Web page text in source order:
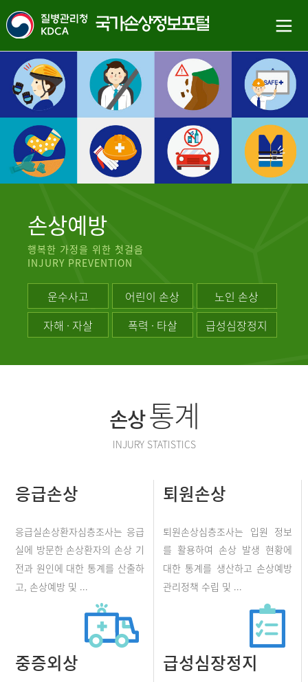
손상예방
행복한 가정을 위한 첫걸음
INJURY PREVENTION
운수사고 어린이 손상
노인 손상
자해 · 자살
폭력 · 타살 급성심장정지
손상통계
INJURY STATISTICS
응급손상
응급실손상환자심층조사는 응급
실에 방문한 손상환자의 손상 기
전과 원인에 대한 통계를 산출하
고, 손상예방 및 ...
퇴원손상
퇴원손상심층조사는 입원 정보
를 활용하여 손상 발생 현황에
대한 통계를 생산하고 손상예방
관리정책 수립 및 ...
중증외상 급성심장정지